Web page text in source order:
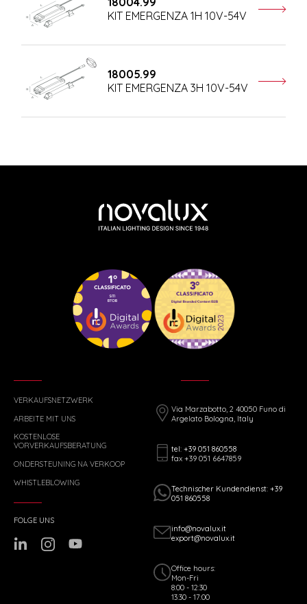
KIT EMERGENZA 1H 10V-54V
18005.99
KIT EMERGENZA 3H 10V-54V
VERKAUFSNETZWERK
ARBEITE MIT UNS
KOSTENLOSE
VORVERKAUFSBERATUNG
ONDERSTEUNING NA VERKOOP
WHISTLEBLOWING
Via Marzabotto, 2 40050 Funo di
Argelato Bologna, Italy
tel: +39 051 860558
fax +39 051 6647859
Technischer Kundendienst: +39
051 860558
info@novalux.it
export@novalux.it
Office hours:
Mon-Fri
8:00 - 12:30
13:30 - 17:00
FOLGE UNS